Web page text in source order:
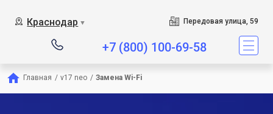
Краснодар ▼ Передовая улица, 59
+7 (800) 100-69-58
Главная / v17 neo / Замена Wi-Fi